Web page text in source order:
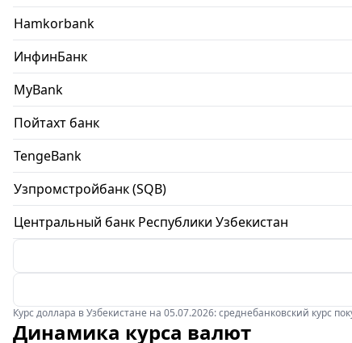
Hamkorbank
ИнфинБанк
MyBank
Пойтахт банк
TengeBank
Узпромстройбанк (SQB)
Центральный банк Республики Узбекистан
Курс доллара в Узбекистане на 05.07.2026: среднебанковский курс
Динамика курса валют